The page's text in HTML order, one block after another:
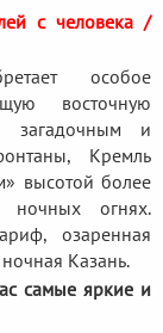
с человека /
особое
восточную
загадочным и
Кремль
высотой более
ночных огнях.
озаренная
Казань.
самые яркие и